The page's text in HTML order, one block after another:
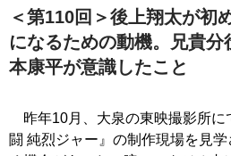
＜第110回＞後上翔太が初
になるための動機。兄貴分
本康平が意識したこと
昨年10月、大泉の東映撮影所に
闘 純烈ジャー』の制作現場を見